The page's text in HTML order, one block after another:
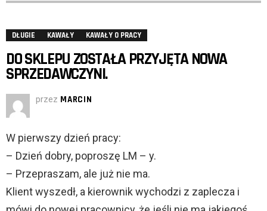
DŁUGIE KAWAŁY KAWAŁY O PRACY
DO SKLEPU ZOSTAŁA PRZYJĘTA NOWA
SPRZEDAWCZYNI.
przez MARCIN
W pierwszy dzień pracy:
– Dzień dobry, poproszę LM – y.
– Przepraszam, ale już nie ma.
Klient wyszedł, a kierownik wychodzi z zaplecza i